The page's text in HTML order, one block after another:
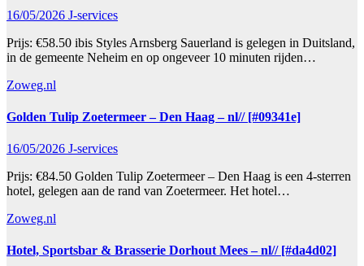
16/05/2026 J-services
Prijs: €58.50 ibis Styles Arnsberg Sauerland is gelegen in Duitsland,
in de gemeente Neheim en op ongeveer 10 minuten rijden…
Zoweg.nl
Golden Tulip Zoetermeer – Den Haag – nl// [#09341e]
16/05/2026 J-services
Prijs: €84.50 Golden Tulip Zoetermeer – Den Haag is een 4-sterren
hotel, gelegen aan de rand van Zoetermeer. Het hotel…
Zoweg.nl
Hotel, Sportsbar & Brasserie Dorhout Mees – nl// [#da4d02]